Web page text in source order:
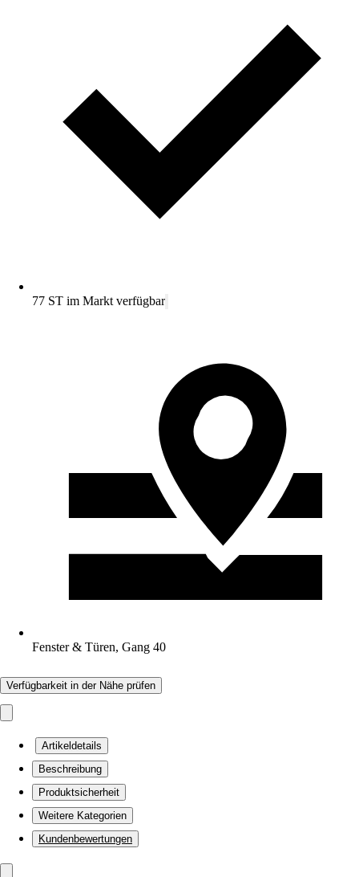
77 ST im Markt verfügbar
Fenster & Türen, Gang 40
Verfügbarkeit in der Nähe prüfen
Artikeldetails
Beschreibung
Produktsicherheit
Weitere Kategorien
Kundenbewertungen